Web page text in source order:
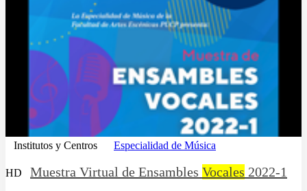
Institutos y Centros Especialidad de Música
HD Muestra Virtual de Ensambles Vocales 2022-1